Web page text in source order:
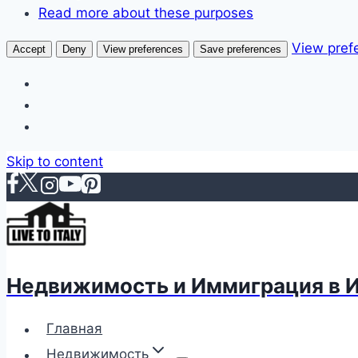
Read more about these purposes
Accept Deny View preferences Save preferences View
Skip to content
Недвижимость и Иммиграция в
Главная
Недвижимость